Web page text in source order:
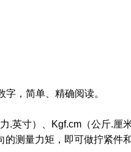
，简单、精确阅读。
.英寸）、Kgf.cm（公斤.厘
测量力矩，即可做拧紧件